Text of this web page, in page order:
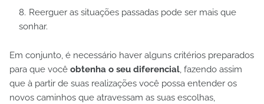
Reerguer as situações passadas pode ser mais que
sonhar.
Em conjunto, é necessário haver alguns critérios preparados
para que você obtenha o seu diferencial, fazendo assim
que à partir de suas realizações você possa entender os
novos caminhos que atravessam as suas escolhas,